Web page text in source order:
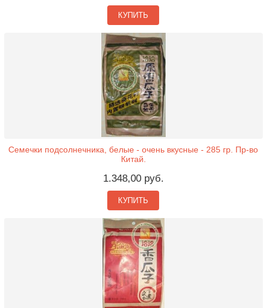
КУПИТЬ
Семечки подсолнечника, белые - очень вкусные - 285 гр. Пр-во
Китай.
1.348,00 руб.
КУПИТЬ